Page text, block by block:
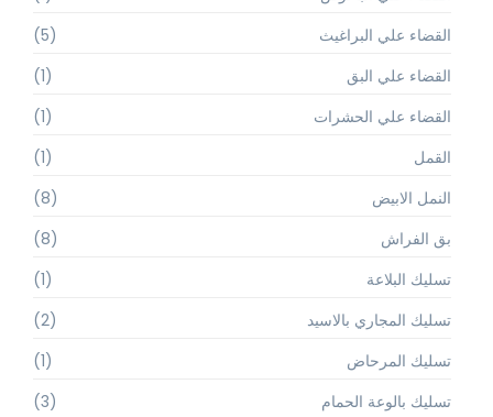
القضاء علي البراغيث
(5)
القضاء علي البق
(1)
القضاء علي الحشرات
(1)
القمل
(1)
النمل الابيض
(8)
بق الفراش
(8)
تسليك البلاعة
(1)
تسليك المجاري بالاسيد
(2)
تسليك المرحاض
(1)
تسليك بالوعة الحمام
(3)